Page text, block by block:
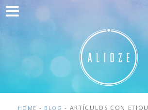
Home
Desarrollo web
Adquisición de tráfico
Clientes
HOME - BLOG - ARTÍCULOS CON